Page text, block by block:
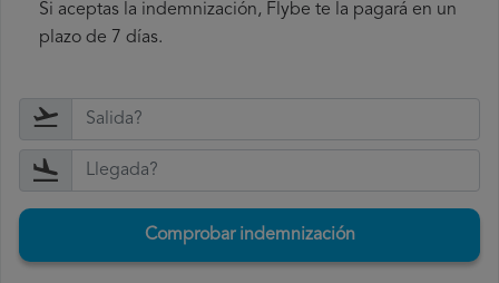
Si aceptas la indemnización, Flybe te la pagará en un
plazo de 7 días.
Comprobar indemnización